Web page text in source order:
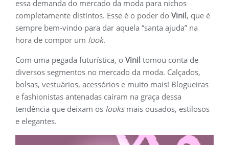
essa demanda do mercado da moda para nichos
completamente distintos. Esse é o poder do Vinil, que é
sempre bem-vindo para dar aquela “santa ajuda” na
hora de compor um look.
Com uma pegada futurística, o Vinil tomou conta de
diversos segmentos no mercado da moda. Calçados,
bolsas, vestuários, acessórios e muito mais! Blogueiras
e fashionistas antenadas caíram na graça dessa
tendência que deixam os looksmais ousados, estilosos
e elegantes.